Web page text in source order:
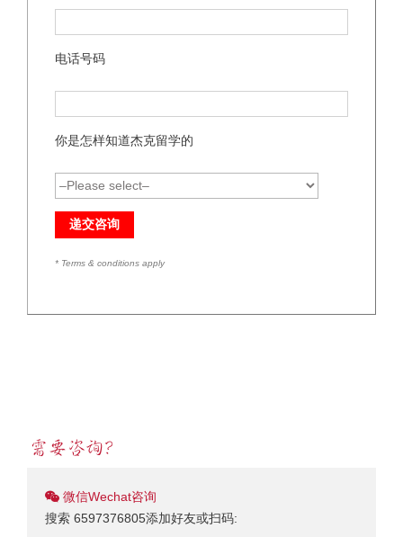
电话号码
你是怎样知道杰克留学的
* Terms & conditions apply
微信Wechat咨询
搜索 6597376805添加好友或扫码: